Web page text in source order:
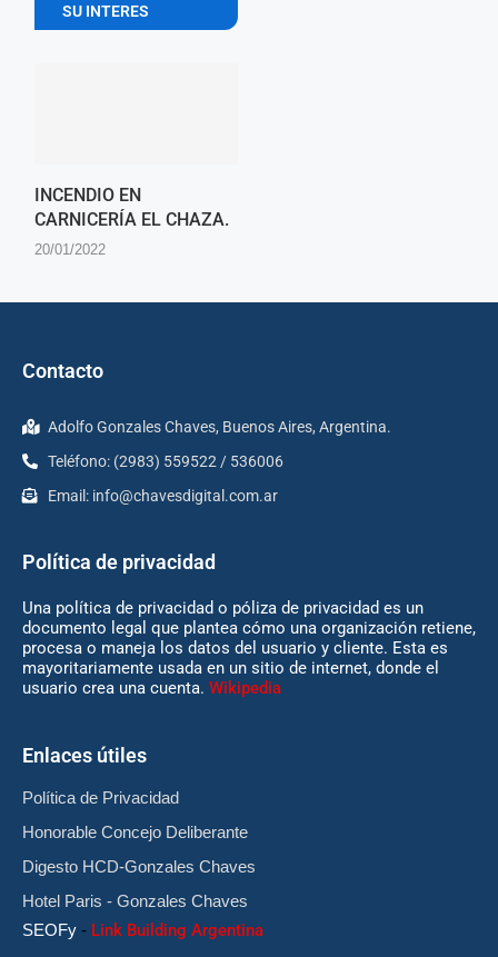
SU INTERES
INCENDIO EN
CARNICERÍA EL CHAZA.
20/01/2022
Contacto
Adolfo Gonzales Chaves, Buenos Aires, Argentina.
Teléfono: (2983) 559522 / 536006
Email: info@chavesdigital.com.ar
Política de privacidad
Una política de privacidad o póliza de privacidad es un
documento legal que plantea cómo una organización retiene,
procesa o maneja los datos del usuario y cliente. Esta es
mayoritariamente usada en un sitio de internet, donde el
usuario crea una cuenta. Wikipedia
Enlaces útiles
Política de Privacidad
Honorable Concejo Deliberante
Digesto HCD-Gonzales Chaves
Hotel Paris - Gonzales Chaves
SEOFy - Link Building Argentina